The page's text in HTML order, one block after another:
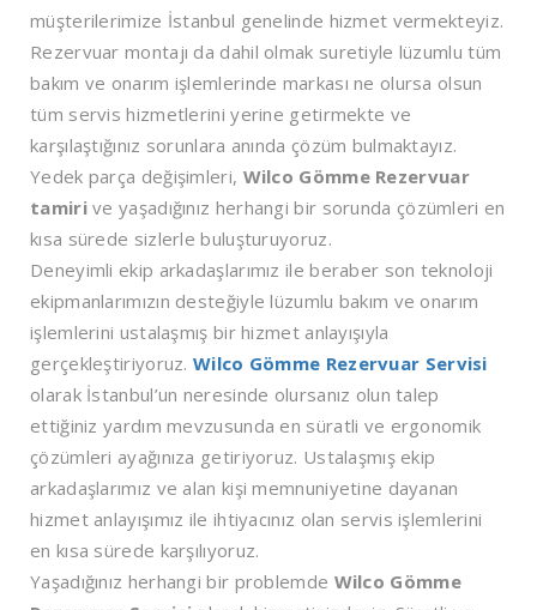
müşterilerimize İstanbul genelinde hizmet vermekteyiz.
Rezervuar montajı da dahil olmak suretiyle lüzumlu tüm
bakım ve onarım işlemlerinde markası ne olursa olsun
tüm servis hizmetlerini yerine getirmekte ve
karşılaştığınız sorunlara anında çözüm bulmaktayız.
Yedek parça değişimleri, Wilco Gömme Rezervuar
tamirive yaşadığınız herhangi bir sorunda çözümleri en
kısa sürede sizlerle buluşturuyoruz.
Deneyimli ekip arkadaşlarımız ile beraber son teknoloji
ekipmanlarımızın desteğiyle lüzumlu bakım ve onarım
işlemlerini ustalaşmış bir hizmet anlayışıyla
gerçekleştiriyoruz. Wilco Gömme Rezervuar Servisi
olarak İstanbul’un neresinde olursanız olun talep
ettiğiniz yardım mevzusunda en süratli ve ergonomik
çözümleri ayağınıza getiriyoruz. Ustalaşmış ekip
arkadaşlarımız ve alan kişi memnuniyetine dayanan
hizmet anlayışımız ile ihtiyacınız olan servis işlemlerini
en kısa sürede karşılıyoruz.
Yaşadığınız herhangi bir problemde Wilco Gömme